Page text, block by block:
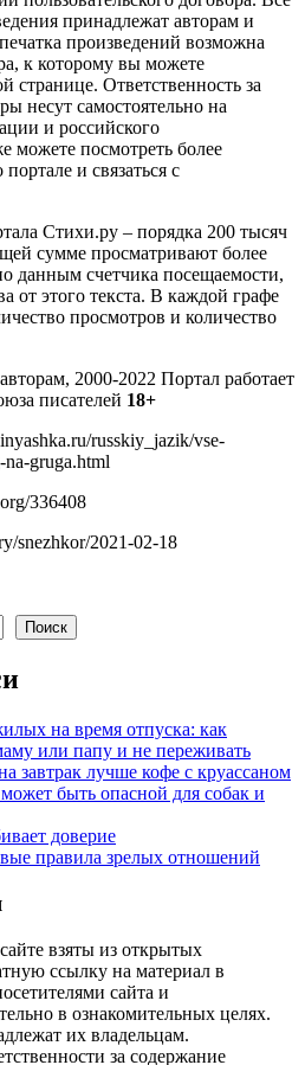
принадлежат авторам и
произведений возможна
к которому вы можете
странице. Ответственность за
несут самостоятельно на
и российского
можете посмотреть более
и связаться с
Стихи.ру – порядка 200 тысяч
сумме просматривают более
данным счетчика посещаемости,
от этого текста. В каждой графе
просмотров и количество
2000-2022 Портал работает
писателей 18+
russkiy_jazik/vse-
gruga.html
336408
snezhkor/2021-02-18
Поиск
на время отпуска: как
или папу и не переживать
завтрак лучше кофе с круассаном
быть опасной для собак и
доверие
правила зрелых отношений
взяты из открытых
ссылку на материал в
сайта и
в ознакомительных целях.
их владельцам.
за содержание